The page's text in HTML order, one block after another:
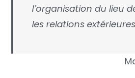
l’organisation du lieu
les relations